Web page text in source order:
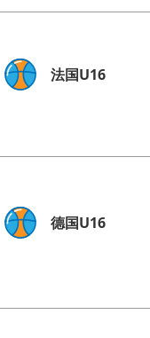
法国U16
德国U16